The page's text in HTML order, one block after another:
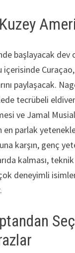
başlayacak dev
içerisinde
paylaşacak.
tecrübeli
ve Jamal
en parlak
karşın, genç
kalması,
deneyimli